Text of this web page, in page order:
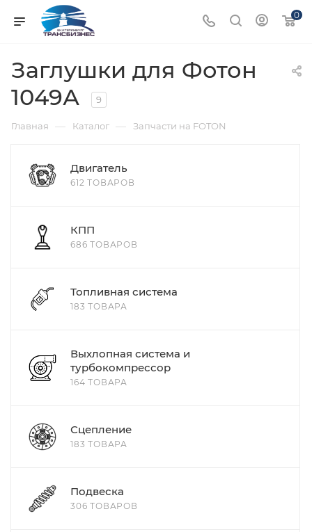
0
Заглушки для Фотон
1049А
9
Главная — Каталог — Запчасти на FOTON
Двигатель
612 ТОВАРОВ
КПП
686 ТОВАРОВ
Топливная система
183 ТОВАРА
Выхлопная система и
турбокомпрессор
164 ТОВАРА
Сцепление
183 ТОВАРА
Подвеска
306 ТОВАРОВ